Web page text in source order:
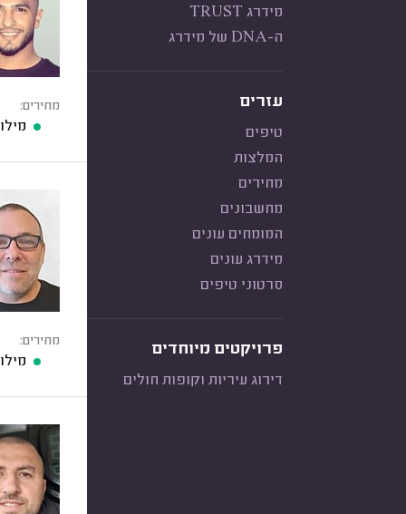
מידרג TRUST
ה-DNA של מידרג
עזרים
טיפים
המלצות
מחירים
מחשבונים
המומחים עונים
מידרג עונים
סרטוני טיפים
פרויקטים מיוחדים
דירוג עיריות וקופות חולים
מחירים:
מחירים: